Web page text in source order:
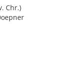
Chr.)